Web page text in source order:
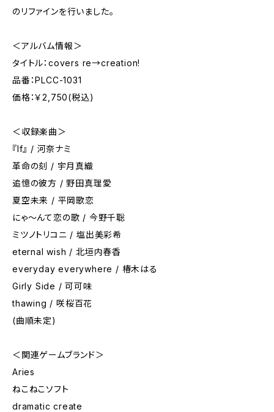
のリファインを行いました。
＜アルバム情報＞
タイトル：covers re→creation!
品番：PLCC-1031
価格：￥2,750(税込)
＜収録楽曲＞
『If』 / 河奈ナミ
革命の刻 / 宇月真織
追憶の彼方 / 野田真理愛
夏空未来 / 平岡歌恋
にゃ～んて恋の歌 / 今野千聡
ミツノトリコニ / 塩出美彩希
eternal wish / 北垣内春香
everyday everywhere / 椿木はる
Girly Side / 可可味
thawing / 咲桜百花
(曲順未定)
＜関連ゲームブランド＞
Aries
ねこねこソフト
dramatic create